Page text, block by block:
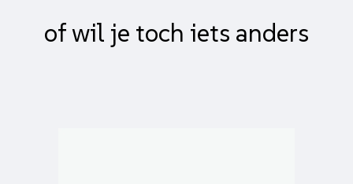
of wil je toch iets anders